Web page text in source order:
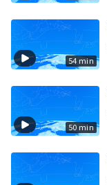
54 min
50 min